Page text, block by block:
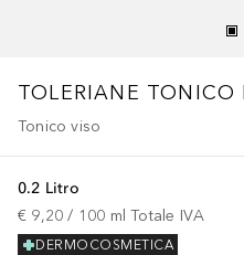
TOLERIANE TONICO
Tonico viso
0.2 Litro
€ 9,20 / 100 ml Totale IVA
DERMOCOSMETICA